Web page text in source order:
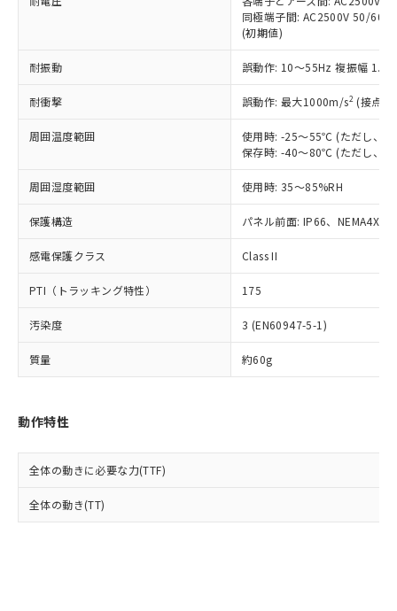
同極端子間: AC2500V 50/
(初期値)
耐振動 誤動作: 10～55Hz 複振幅
耐衝撃 誤動作: 最大1000m/s2 (接点
周囲温度範囲
使用時: -25～55℃ (ただし、氷
保存時: -40～80℃ (ただし、氷
周囲湿度範囲 使用時: 35～85%RH
保護構造 パネル前面: IP66、NEMA4X,
感電保護クラス Class II
PTI（トラッキング特性） 175
汚染度 3 (EN60947-5-1)
質量 約60g
動作特性
全体の動きに必要な力(TTF)
全体の動き(TT)
在庫状況および標準価格照会結果は、
記載している更新日時点での社内デー
タに基づき作成されるものであり、閲
覧された時点での実際の在庫および標
準価格とは異なる場合があることをご
正式な納期状況および標準価格はお客
様のお取引先、またはお客様担当のオ
ムロン制御機器販売店・当社販売員に
オムロン制御機器販売店や当社販売拠
販売ネットワーク
」をご確認
在庫状況および標準価格結果を当社の
事前の承諾なく第三者に漏洩または開
示しないようお願いします。
マイパーツ機能（部品リスト作成サー
ビス）をご利用いただくには、I-Web
メンバーズにご登録されている必要が
引・商談に必要な範囲で利用すること
をご了承ください。
※当社の共同利用者とは、
の共同利用に関して"
の「1.共同利
むを得ず変更することがあります。
六価クロム(Cr(Ⅵ)) 1000ppm以下、ポリ臭化ビフェニル
類(PBB) 1000ppm以下、ポリ臭化ジフェニルエーテル類
(PBDE) 1000ppm以下、フタル酸ビス(2-エチルヘキシ
ル) (DEHP)(別名：DOP) 1000ppm以下、フタル酸ブチ
ルベンジル（BBP） 1000ppm以下、フタル酸ジブチル
（DBP） 1000ppm以下、フタル酸ジイソブチル
適用除外項目は除く。
フタル酸エステル類の４物質については閾値を超える意
図的な使用がないことを確認しています。
部品在庫の切り替え状況などにより、予定
月が前後することがあります。
とができます。
51物質の非含有証明書（当社基準）
「－」：未確認です。当社販売部門へお問
*中国RoHS10物質の基準値 (GB/T26572)：
Pb(鉛) :1000ppm、 Hg(水銀) : 1000ppm、 Cd(カドミウ
Cr(Ⅵ)(六価クロム) : 1000ppm、 PBBs(ポリ臭化ビフェ
DBP(フタル酸ジブチル) : 1000ppm、 DIBP(フタル酸ジ
イソブチル) : 1000ppm、 BBP(フタル酸ブチルベンジ
DEHP(フタル酸ビス(2-エチルヘキシル)) : 1000ppm
※2 環境保護使用期限
「ｅ」：有害物質（10物質）のすべてが基
準値以下であることを示します。
「10」：通常の使用状況下において有害物
質が外部に漏えいし、環境に深刻な影響を
及ぼさない年数を意味します。
「－」：未確認です。当社販売部門へお問
い合わせください。
為替および外国貿易法に定める商品
（以下｢規制貨物等」という）を輸出
または国外への提供する場合は、日本
国政府の輸出許可(または役務取引許
可)を取得するなどの必要な手続きを
当社は規制貨物を破棄する場合は、完
全に破砕するなど、違法に輸出されな
いよう必要な手段を講じます。
当社は貴社製品を、核兵器、ミサイ
ル、化学兵器、生物兵器またはその他
武器並びにこれらの製造装置等に一切
当社は、貴社製品を第三者に販売する
場合は、上記1、2および3の内容を当
該第三者に通知します。また当社は、
販売先および販売に係わる関係者が違
法に輸出するおそれがある場合は、取
り引きをいたしません。
一定数以上の在庫あり
一定数には満たないが在庫あり
在庫なし(最新の在庫状況につ
いては、お客様のお取引先、ま
たはお客様担当のオムロン制御
機器販売店・当社販売員にご確
受注生産機種、また在庫状況の
情報を公開していない機種